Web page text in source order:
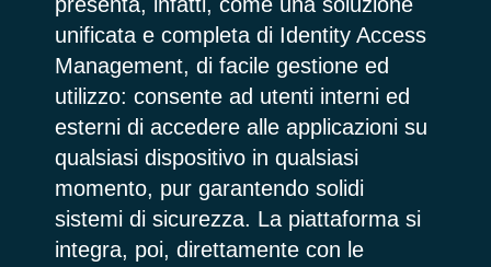
presenta, infatti, come una soluzione
unificata e completa di Identity Access
Management, di facile gestione ed
utilizzo: consente ad utenti interni ed
esterni di accedere alle applicazioni su
qualsiasi dispositivo in qualsiasi
momento, pur garantendo solidi
sistemi di sicurezza. La piattaforma si
integra, poi, direttamente con le